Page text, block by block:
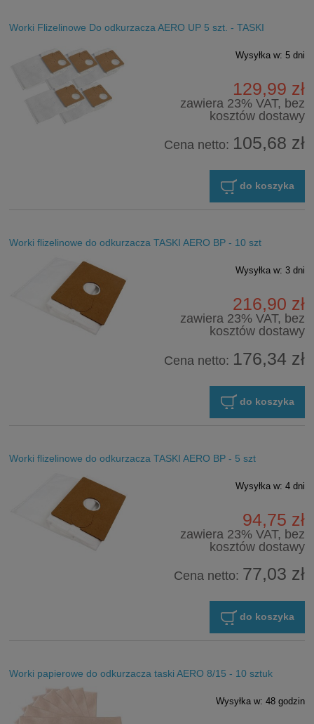
Worki Flizelinowe Do odkurzacza AERO UP 5 szt. - TASKI
Wysyłka w: 5 dni
129,99 zł
zawiera 23% VAT, bez
kosztów dostawy
Cena netto: 105,68 zł
do koszyka
Worki flizelinowe do odkurzacza TASKI AERO BP - 10 szt
Wysyłka w: 3 dni
216,90 zł
zawiera 23% VAT, bez
kosztów dostawy
Cena netto: 176,34 zł
do koszyka
Worki flizelinowe do odkurzacza TASKI AERO BP - 5 szt
Wysyłka w: 4 dni
94,75 zł
zawiera 23% VAT, bez
kosztów dostawy
Cena netto: 77,03 zł
do koszyka
Worki papierowe do odkurzacza taski AERO 8/15 - 10 sztuk
Wysyłka w: 48 godzin